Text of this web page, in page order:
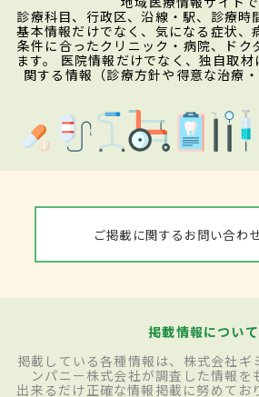
診療科目、行政区、沿線・駅、診療時
基本情報だけでなく、気になる症状、
条件に合ったクリニック・病院、ドク
ます。 医院情報だけでなく、独自取
関する情報（診療方針や得意な治療
ご掲載に関するお問い合わ
掲載情報について
掲載している各種情報は、株式会社ギ
ンパニー株式会社が調査した情報を
出来るだけ正確な情報掲載に努めてお